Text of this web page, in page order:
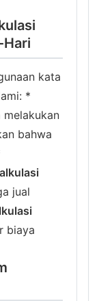
Hari
kata
*
melakukan
bahwa
jual
biaya